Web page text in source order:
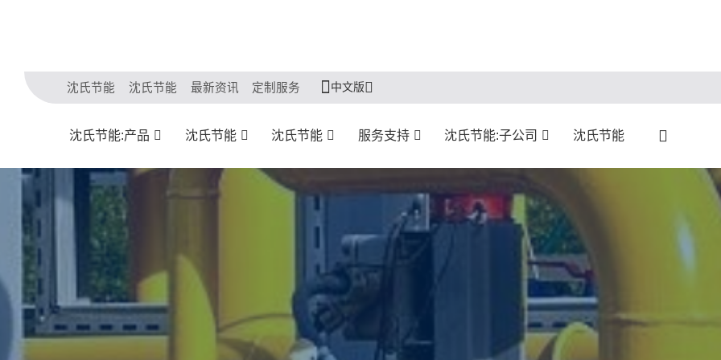
沈氏节能 沈氏节能 最新资讯 定制服务 中文版
沈氏节能:产品 沈氏节能 沈氏节能 服务支持 沈氏节能:子公司 沈氏节能